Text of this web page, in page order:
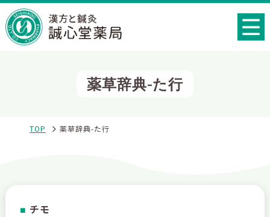
薬草辞典-た行
TOP 薬草辞典-た行
■ チモ